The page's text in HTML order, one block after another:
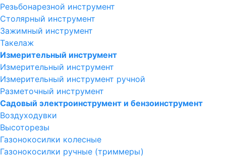
Резьбонарезной инструмент
Столярный инструмент
Зажимный инструмент
Такелаж
Измерительный инструмент
Измерительный инструмент
Измерительный инструмент ручной
Разметочный инструмент
Садовый электроинструмент и бензоинструмент
Воздуходувки
Высоторезы
Газонокосилки колесные
Газонокосилки ручные (триммеры)